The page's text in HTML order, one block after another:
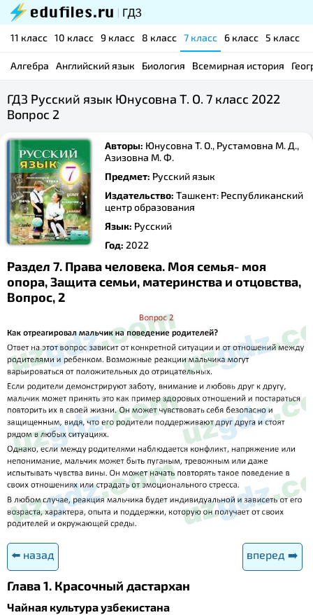
11 класс 10 класс 9 класс 8 класс 7 класс 6 класс 5 класс
Алгебра Английский язык Биология Всемирная история
ГДЗ Русский язык Юнусовна Т. О. 7 класс 2022
Вопрос 2
Авторы: Юнусовна Т. О., Рустамовна М. Д.,
Азизовна М. Ф.
Предмет: Русский язык
Издательство: Ташкент: Республиканский
центр образования
Язык: Русский
Год: 2022
Раздел 7. Права человека. Моя семья- моя
опора, Защита семьи, материнства и отцовства,
Вопрос, 2
⬅️ назад вперед ➡️
Глава 1. Красочный дастархан
Чайная культура узбекистана